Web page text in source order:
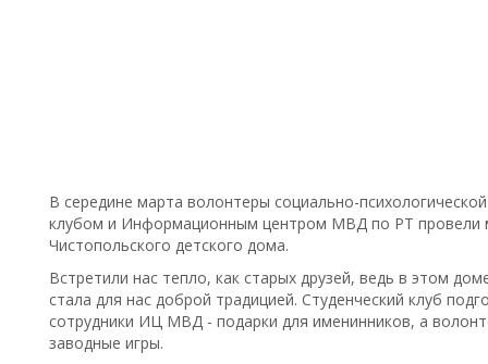
В середине марта волонтеры социально-
клубом и Информационным центром МВД по РТ провели
Чистопольского детского дома.
Встретили нас тепло, как старых друзей, ведь в этом
стала для нас доброй традицией. Студенческий клуб
сотрудники ИЦ МВД - подарки для именинников, а
заводные игры.